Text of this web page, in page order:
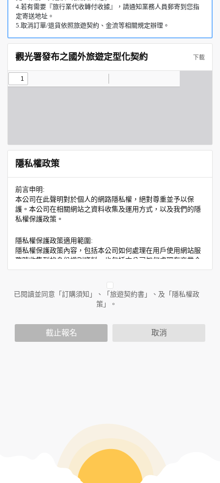
4.若有需要『旅行業代收轉付收據』，請通知業務人員郵寄到您指
定寄送地址。
5.取消訂單/退貨依照旅遊契約、金流等相關規定辦理。
觀光署發布之國外旅遊定型化契約 下載
隱私權政策
前言申明:
本公司在此聲明對於個人的網路隱私權，絕對尊重並予以保
護。本公司在相關網站之資料收集及運用方式，以及我們的隱
私權保護政策。
隱私權保護政策適用範圍:
隱私權保護政策內容，包括本公司如何處理在用戶使用網站服
務時收集到的身份識別資料，也包括本公司如何處理在商業合
作與本公司合作時分享的任何身份識別資料。隱私權保護政策
人員。例如您透過本公司旗下網站上的廣告廠商連結，這些置
放連結的廠商也可能蒐集您個人的資料。對於您主動提供的個
人資訊，這些廣告廠商或連結網站有其個別的隱私權保護政
您個人在本網站上的聊天室或討論區中任意公開個人資料的行
為提供精確的服務，我們會將收集的問卷調查內容進行統計與
分析，分析結果之統計數據或說明文字呈現，除供內部研究
外，我們會視需要公佈統計數據及說明文字，但不涉及特定個
已閱讀並同意「訂購須知」、「旅遊契約書」、及「隱私權政
策」。
截止報名 取消